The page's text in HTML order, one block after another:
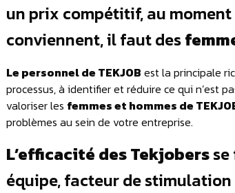
un prix compétitif, au
conviennent, il faut des
Le personnel de TEKJOB est la principale
processus, à identifier et réduire ce qui n’est
valoriser les femmes et hommes de
problèmes au sein de votre entreprise.
L’efficacité des Tekjobers
équipe, facteur de